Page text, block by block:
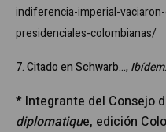
indiferencia-imperial-
presidenciales-colombianas/
7. Citado en Schwarb…, Ibídem.
* Integrante del Consejo
diplomatique, edición